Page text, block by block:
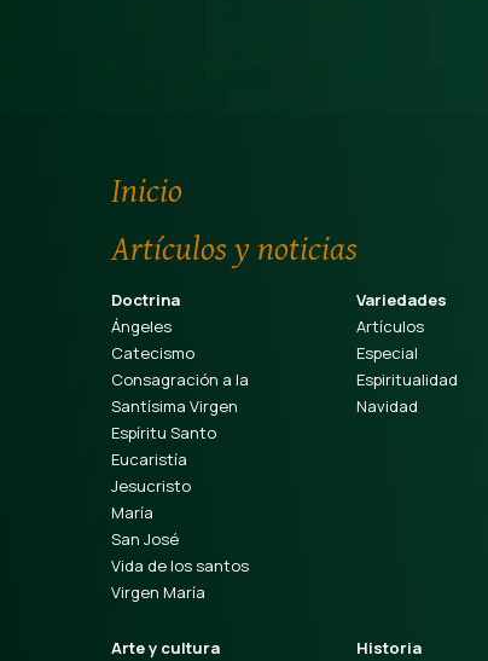
Inicio
Artículos y noticias
Doctrina
Ángeles
Catecismo
Consagración a la
Santísima Virgen
Espíritu Santo
Eucaristía
Jesucristo
María
San José
Vida de los santos
Virgen María
Variedades
Artículos
Especial
Espiritualidad
Navidad
Arte y cultura
Historia